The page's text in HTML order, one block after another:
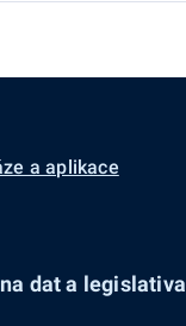
a aplikace
dat a legislativa